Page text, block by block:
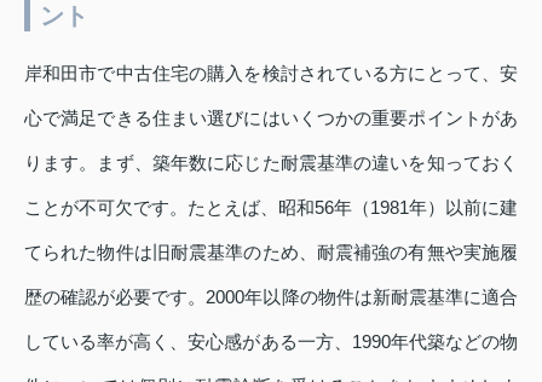
ント
岸和田市で中古住宅の購入を検討されている方にとって、安
心で満足できる住まい選びにはいくつかの重要ポイントがあ
ります。まず、築年数に応じた耐震基準の違いを知っておく
ことが不可欠です。たとえば、昭和56年（1981年）以前に建
てられた物件は旧耐震基準のため、耐震補強の有無や実施履
歴の確認が必要です。2000年以降の物件は新耐震基準に適合
している率が高く、安心感がある一方、1990年代築などの物